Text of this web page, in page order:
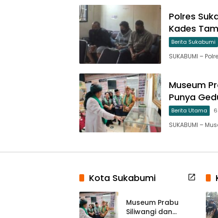
Polres
Kades
Berita Sukabumi
SUKABUMI –
Museum
Punya
Berita Utama
SUKABUMI –
Kota Sukabumi
Museum Prabu
Siliwangi dan